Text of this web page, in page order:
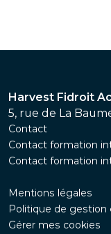
Harvest Fidroit
5, rue de La
Contact
Contact formation
Contact formation
Mentions légales
Politique de gestion
Gérer mes cookies